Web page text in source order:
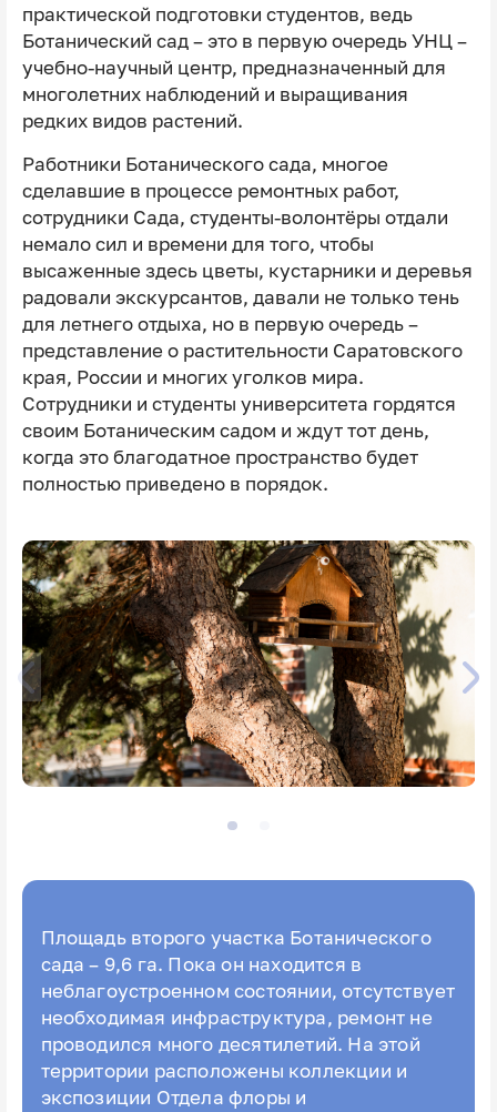
практической подготовки студентов, ведь
Ботанический сад – это в первую очередь УНЦ –
учебно-научный центр, предназначенный для
многолетних наблюдений и выращивания
редких видов растений.
Работники Ботанического сада, многое
сделавшие в процессе ремонтных работ,
сотрудники Сада, студенты-волонтёры отдали
немало сил и времени для того, чтобы
высаженные здесь цветы, кустарники и деревья
радовали экскурсантов, давали не только тень
для летнего отдыха, но в первую очередь –
представление о растительности Саратовского
края, России и многих уголков мира.
Сотрудники и студенты университета гордятся
своим Ботаническим садом и ждут тот день,
когда это благодатное пространство будет
полностью приведено в порядок.
Площадь второго участка Ботанического
сада – 9,6 га. Пока он находится в
неблагоустроенном состоянии, отсутствует
необходимая инфраструктура, ремонт не
проводился много десятилетий. На этой
территории расположены коллекции и
экспозиции Отдела флоры и